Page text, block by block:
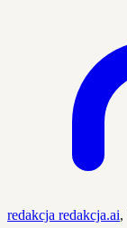
redakcja redakcja.ai,